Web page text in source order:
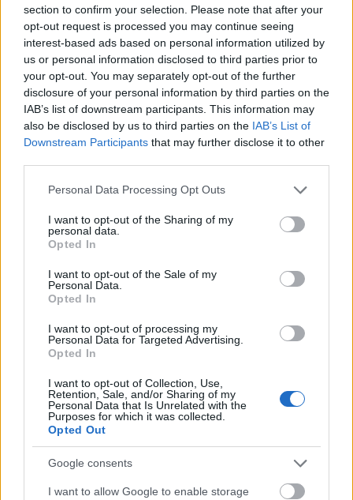
section to confirm your selection. Please note that after your
opt-out request is processed you may continue seeing
interest-based ads based on personal information utilized by
us or personal information disclosed to third parties prior to
your opt-out. You may separately opt-out of the further
disclosure of your personal information by third parties on the
IAB’s list of downstream participants. This information may
also be disclosed by us to third parties on the IAB’s List of
Downstream Participants that may further disclose it to other
Please note that this website/app uses one or more Google
not limited to your visit or usage behaviour. You may click to
grant or deny consent to Google and its third-party tags to
use your data for below specified purposes in below Google
consent section.
Personal Data Processing Opt Outs
I want to opt-out of the Sharing of my
personal data.
Opted In
I want to opt-out of the Sale of my
Personal Data.
Opted In
I want to opt-out of processing my
Personal Data for Targeted Advertising.
Opted In
I want to opt-out of Collection, Use,
Retention, Sale, and/or Sharing of my
Personal Data that Is Unrelated with the
Purposes for which it was collected.
Opted Out
Google consents
I want to allow Google to enable storage
A rovat támogatója:
Egyre tudatosabban tervezzük meg a
nyaralásainkat, egyre többet is költünk
kimarad. Pedig egy hirtelen betegség,
baleset vagy akár egy elveszett poggyász
nemcsak kellemetlen, hanem komoly, akár
milliós többletköltséget is jelenthet.
Mindezek ellenére az utazók közel fele
továbbra sem köt utas- vagy
balesetbiztosítást – mutat rá az MBH Bank
felmérése, és stratégiai partnere, a CIG
Pannónia Biztosítók tapasztalata.